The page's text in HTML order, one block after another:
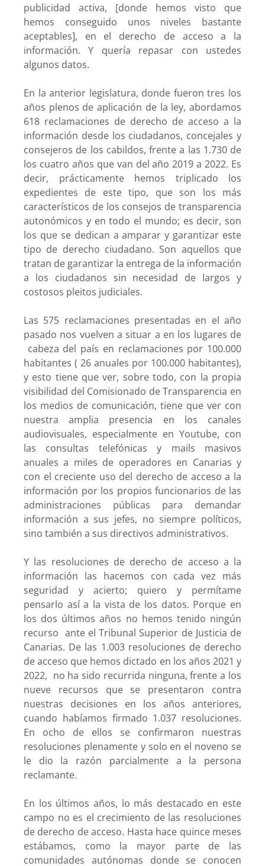
publicidad activa, [donde hemos visto que
hemos conseguido unos niveles bastante
aceptables], en el derecho de acceso a la
información. Y quería repasar con ustedes
algunos datos.
En la anterior legislatura, donde fueron tres los
años plenos de aplicación de la ley, abordamos
618 reclamaciones de derecho de acceso a la
información desde los ciudadanos, concejales y
consejeros de los cabildos, frente a las 1.730 de
los cuatro años que van del año 2019 a 2022. Es
decir, prácticamente hemos triplicado los
expedientes de este tipo, que son los más
característicos de los consejos de transparencia
autonómicos y en todo el mundo; es decir, son
los que se dedican a amparar y garantizar este
tipo de derecho ciudadano. Son aquellos que
tratan de garantizar la entrega de la información
a los ciudadanos sin necesidad de largos y
costosos pleitos judiciales.
Las 575 reclamaciones presentadas en el año
pasado nos vuelven a situar a en los lugares de
cabeza del país en reclamaciones por 100.000
habitantes ( 26 anuales por 100.000 habitantes),
y esto tiene que ver, sobre todo, con la propia
visibilidad del Comisionado de Transparencia en
los medios de comunicación, tiene que ver con
nuestra amplia presencia en los canales
audiovisuales, especialmente en Youtube, con
las consultas telefónicas y mails masivos
anuales a miles de operadores en Canarias y
con el creciente uso del derecho de acceso a la
información por los propios funcionarios de las
administraciones públicas para demandar
información a sus jefes, no siempre políticos,
sino también a sus directivos administrativos.
Y las resoluciones de derecho de acceso a la
información las hacemos con cada vez más
seguridad y acierto; quiero y permítame
pensarlo así a la vista de los datos. Porque en
los dos últimos años no hemos tenido ningún
recurso ante el Tribunal Superior de Justicia de
Canarias. De las 1.003 resoluciones de derecho
de acceso que hemos dictado en los años 2021 y
2022, no ha sido recurrida ninguna, frente a los
nueve recursos que se presentaron contra
nuestras decisiones en los años anteriores,
cuando habíamos firmado 1.037 resoluciones.
En ocho de ellos se confirmaron nuestras
resoluciones plenamente y solo en el noveno se
le dio la razón parcialmente a la persona
reclamante.
En los últimos años, lo más destacado en este
campo no es el crecimiento de las resoluciones
de derecho de acceso. Hasta hace quince meses
estábamos, como la mayor parte de las
comunidades autónomas donde se conocen